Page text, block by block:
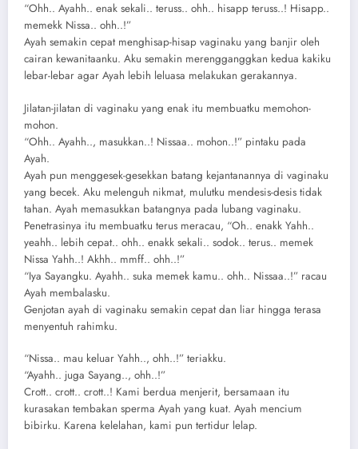
“Ohh.. Ayahh.. enak sekali.. teruss.. ohh.. hisapp teruss..! Hisapp..
memekk Nissa.. ohh..!”
Ayah semakin cepat menghisap-hisap vaginaku yang banjir oleh
cairan kewanitaanku. Aku semakin merengganggkan kedua kakiku
lebar-lebar agar Ayah lebih leluasa melakukan gerakannya.
Jilatan-jilatan di vaginaku yang enak itu membuatku memohon-
mohon.
“Ohh.. Ayahh.., masukkan..! Nissaa.. mohon..!” pintaku pada
Ayah.
Ayah pun menggesek-gesekkan batang kejantanannya di vaginaku
yang becek. Aku melenguh nikmat, mulutku mendesis-desis tidak
tahan. Ayah memasukkan batangnya pada lubang vaginaku.
Penetrasinya itu membuatku terus meracau, “Oh.. enakk Yahh..
yeahh.. lebih cepat.. ohh.. enakk sekali.. sodok.. terus.. memek
Nissa Yahh..! Akhh.. mmff.. ohh..!”
“Iya Sayangku. Ayahh.. suka memek kamu.. ohh.. Nissaa..!” racau
Ayah membalasku.
Genjotan ayah di vaginaku semakin cepat dan liar hingga terasa
menyentuh rahimku.
“Nissa.. mau keluar Yahh.., ohh..!” teriakku.
“Ayahh.. juga Sayang.., ohh..!”
Crott.. crott.. crott..! Kami berdua menjerit, bersamaan itu
kurasakan tembakan sperma Ayah yang kuat. Ayah mencium
bibirku. Karena kelelahan, kami pun tertidur lelap.